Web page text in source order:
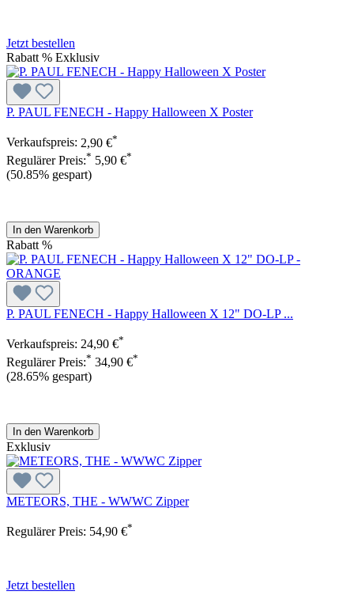
Jetzt bestellen
Rabatt % Exklusiv
P. PAUL FENECH - Happy Halloween X Poster
Verkaufspreis: 2,90 €*
Regulärer Preis:* 5,90 €*
(50.85% gespart)
In den Warenkorb
Rabatt %
P. PAUL FENECH - Happy Halloween X 12" DO-LP ...
Verkaufspreis: 24,90 €*
Regulärer Preis:* 34,90 €*
(28.65% gespart)
In den Warenkorb
Exklusiv
METEORS, THE - WWWC Zipper
Regulärer Preis: 54,90 €*
Jetzt bestellen